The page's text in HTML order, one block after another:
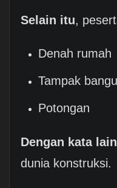
Selain itu,
Denah rumah
Tampak
Potongan
Dengan kata lain
dunia konstruksi.